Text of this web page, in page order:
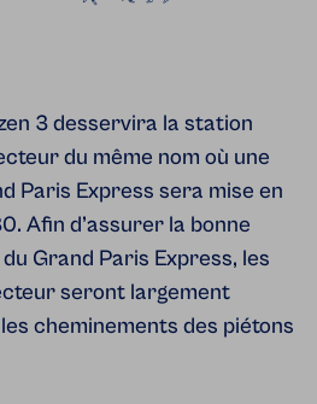
3 desservira la station
du même nom où une
Paris Express sera mise en
Afin d’assurer la bonne
Grand Paris Express, les
seront largement
cheminements des piétons